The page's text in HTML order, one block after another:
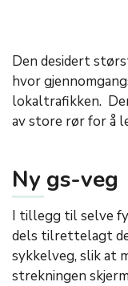
Den desidert
hvor
lokaltrafikken.
av store rør for å
Ny gs-veg
I tillegg til selve
dels tilrettelagt
sykkelveg, slik at
strekningen